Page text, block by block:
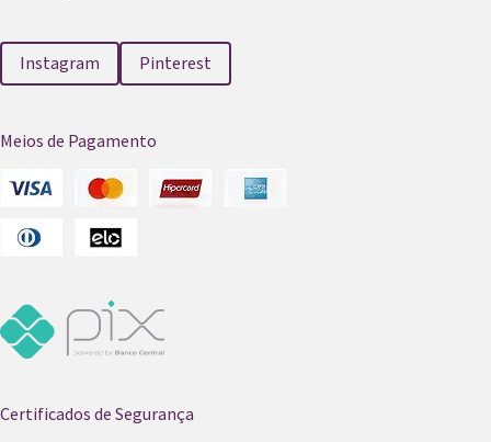
Instagram Pinterest
Meios de Pagamento
Certificados de Segurança